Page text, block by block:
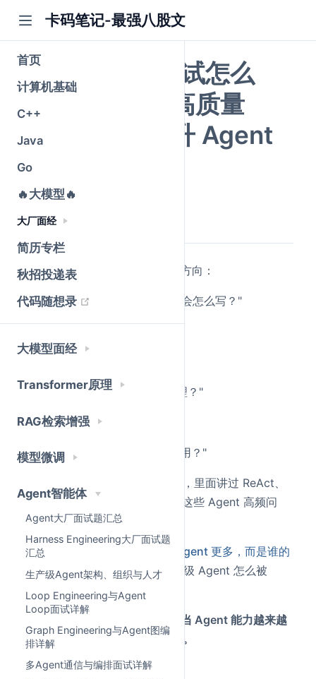
卡码笔记-最强八股文
首页
计算机基础
C++
Java
Go
🔥大模型🔥
大厂面经
简历专栏
秋招投递表
代码随想录
(opens new window)
大模型面经
Transformer原理
RAG检索增强
模型微调
Agent智能体
Agent大厂面试题汇总
Harness Engineering大厂面试题
汇总
生产级Agent架构、组织与人才
Loop Engineering与Agent
Loop面试详解
Graph Engineering与Agent图编
排详解
多Agent通信与编排面试详解
Agent Skill 面试怎么
答？如何写出高质量
Skill，真正提升 Agent
能力？
2026-06-19
最近有录友问了一个挺新的面试方向：
"如果让你给 Agent 写 Skill，你会怎么写？"
"Skill 多了以后，怎么选择和管理？"
"Skill 会不会污染上下文？"
"如何评估一个 Skill 是否真的有用？"
，里面讲过 ReAct、
Function Calling、MCP、RAG 这些 Agent 高频问
题。
也写过
未来的竞争，不是谁的 Agent 更多，而是谁的
Harness 更稳，重点讲的是生产级 Agent 怎么被
Harness 管住。
当 Agent 能力越来越
多，怎么把重复经验沉淀成 Skill。
这个问题很容易答浅。